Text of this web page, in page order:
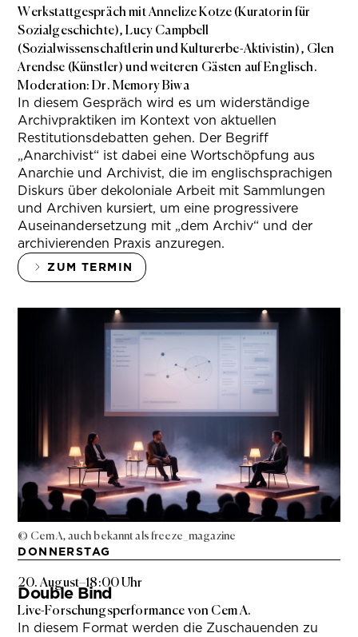
Werkstattgespräch mit Annelize Kotze (Kuratorin für
Sozialgeschichte), Lucy Campbell
(Sozialwissenschaftlerin und Kulturerbe-Aktivistin), Glen
Arendse (Künstler) und weiteren Gästen auf Englisch.
Moderation: Dr. Memory Biwa
In diesem Gespräch wird es um widerständige
Archivpraktiken im Kontext von aktuellen
Restitutionsdebatten gehen. Der Begriff
„Anarchivist“ ist dabei eine Wortschöpfung aus
Anarchie und Archivist, die im englischsprachigen
Diskurs über dekoloniale Arbeit mit Sammlungen
und Archiven kursiert, um eine progressivere
Auseinandersetzung mit „dem Archiv“ und der
archivierenden Praxis anzuregen.
ZUM TERMIN
© Cem A, auch bekannt als freeze_magazine
DONNERSTAG
20. August–18:00 Uhr
Double Bind
Live-Forschungsperformance von Cem A.
In diesem Format werden die Zuschauenden zu